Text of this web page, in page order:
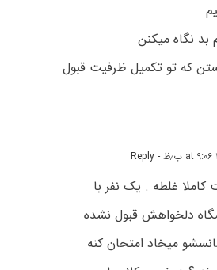
نگاه میکنن
که تو تکمیل ظرفیت قبول
- Reply
غلطه . یک نفر با
دانشگاه دلخواهش قبول نشده
میخاد امتحان کنه